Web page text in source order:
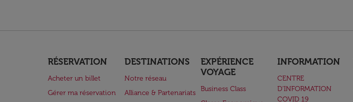
RÉSERVATION
Acheter un billet
Gérer ma réservation
DESTINATIONS
Notre réseau
Alliance & Partenariats
EXPÉRIENCE
VOYAGE
Business Class
INFORMATION
CENTRE
D’INFORMATION
COVID 19